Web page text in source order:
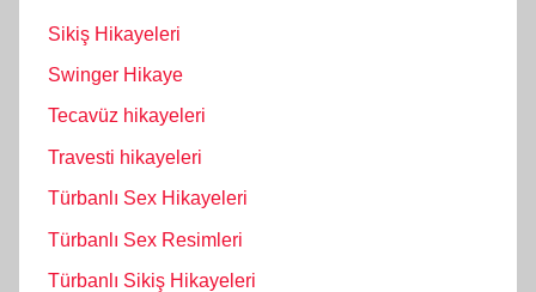
Sikiş Hikayeleri
Swinger Hikaye
Tecavüz hikayeleri
Travesti hikayeleri
Türbanlı Sex Hikayeleri
Türbanlı Sex Resimleri
Türbanlı Sikiş Hikayeleri